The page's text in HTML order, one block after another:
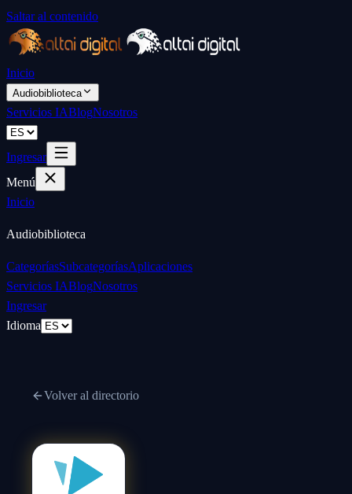
Saltar al contenido
Inicio
Audiobiblioteca
Servicios IABlogNosotros
Ingresar
Menú
Inicio
Audiobiblioteca
CategoríasSubcategoríasAplicaciones
Servicios IABlogNosotros
Ingresar
Idioma
Volver al directorio